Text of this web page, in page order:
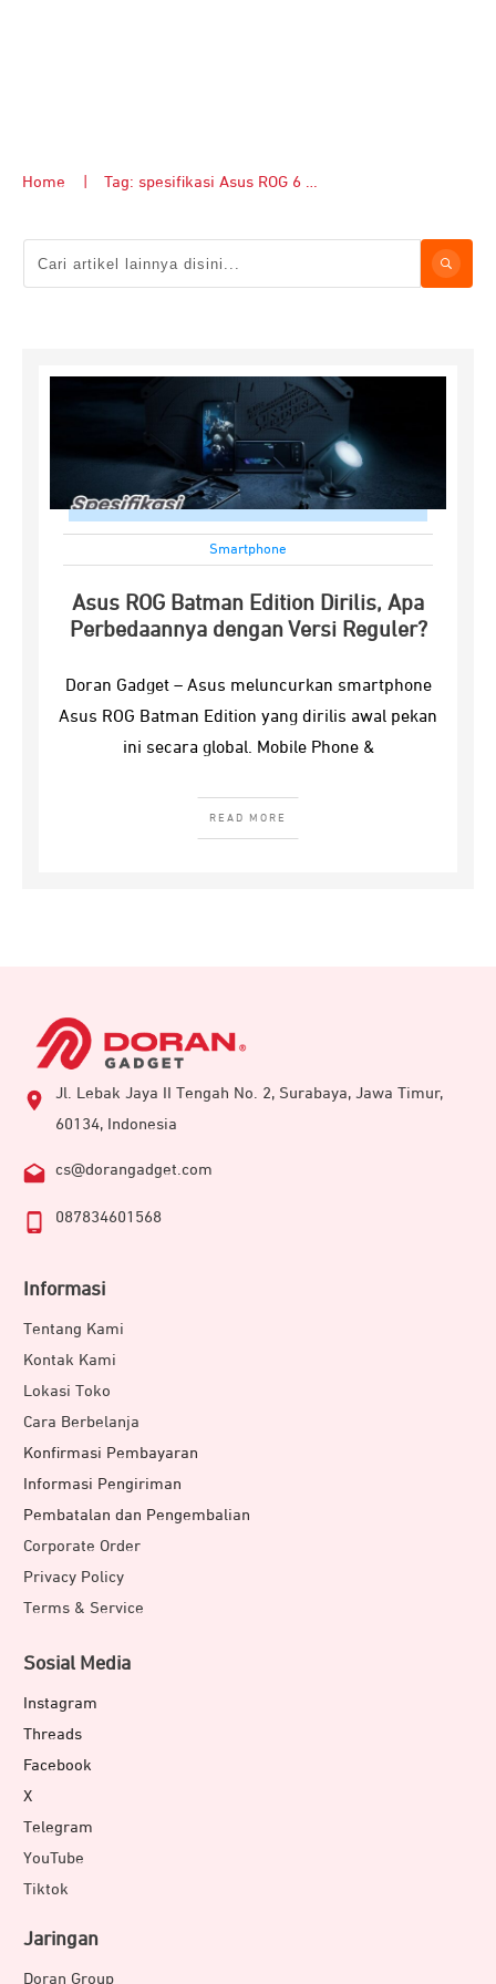
Home Tag: spesifikasi Asus ROG 6 Batman Edition
Smartphone
Asus ROG Batman Edition Dirilis, Apa
Perbedaannya dengan Versi Reguler?
Doran Gadget – Asus meluncurkan smartphone
Asus ROG Batman Edition yang dirilis awal pekan
ini secara global. Mobile Phone &
READ MORE
Jl. Lebak Jaya II Tengah No. 2, Surabaya, Jawa Timur,
60134, Indonesia
cs@dorangadget.com
087834601568
Informasi
Tentang Kami
Kontak Kami
Lokasi Toko
Cara Berbelanja
Konfirmasi Pembayaran
Informasi Pengiriman
Pembatalan dan Pengembalian
Corporate Order
Privacy Policy
Terms & Service
Sosial Media
Instagram
Threads
Facebook
X
Telegram
YouTube
Tiktok
Jaringan
Doran Group